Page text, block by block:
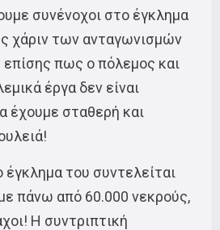
συνένοχοι στο έγκλημα
χάριν των ανταγωνισμών
πως ο πόλεμος και
έργα δεν είναι
έχουμε σταθερή και
έγκλημα του συντελείται
πάνω από 60.000 νεκρούς,
Η συντριπτική